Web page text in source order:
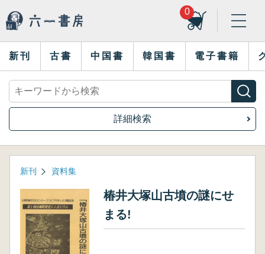
0
新刊 古書 中国書 韓国書 電子書籍
詳細検索
新刊 資料集
椿井大塚山古墳の謎にせ
まる!